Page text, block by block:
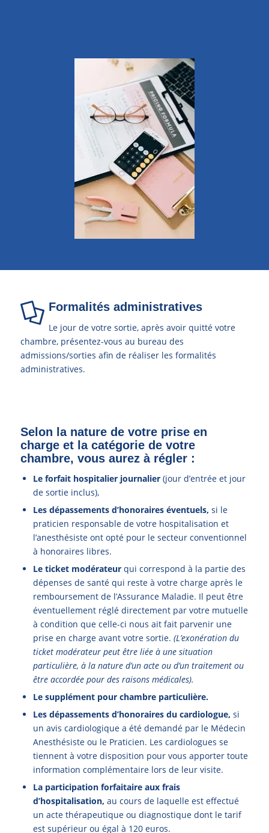
Formalités administratives
Le jour de votre sortie, après avoir quitté votre
chambre, présentez-vous au bureau des
admissions/sorties afin de réaliser les formalités
administratives.
Selon la nature de votre prise en
charge et la catégorie de votre
chambre, vous aurez à régler :
Le forfait hospitalier journalier (jour d’entrée et jour
de sortie inclus),
Les dépassements d’honoraires éventuels, si le
praticien responsable de votre hospitalisation et
l’anesthésiste ont opté pour le secteur conventionnel
à honoraires libres.
Le ticket modérateur qui correspond à la partie des
dépenses de santé qui reste à votre charge après le
remboursement de l’Assurance Maladie. Il peut être
éventuellement réglé directement par votre mutuelle
à condition que celle-ci nous ait fait parvenir une
prise en charge avant votre sortie. (L’exonération du
ticket modérateur peut être liée à une situation
particulière, à la nature d’un acte ou d’un traitement ou
être accordée pour des raisons médicales).
Le supplément pour chambre particulière.
Les dépassements d’honoraires du cardiologue, si
un avis cardiologique a été demandé par le Médecin
Anesthésiste ou le Praticien. Les cardiologues se
tiennent à votre disposition pour vous apporter toute
information complémentaire lors de leur visite.
La participation forfaitaire aux frais
d’hospitalisation, au cours de laquelle est effectué
un acte thérapeutique ou diagnostique dont le tarif
est supérieur ou égal à 120 euros.